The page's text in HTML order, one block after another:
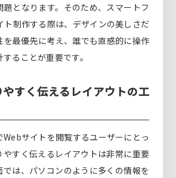
題となります。そのため、スマートフ
ト制作する際は、デザインの美しさだ
を最優先に考え、誰でも直感的に操作
ることが重要です。
すく伝えるレイアウトの工
Webサイトを閲覧するユーザーにとっ
やすく伝えるレイアウトは非常に重要
では、パソコンのように多くの情報を